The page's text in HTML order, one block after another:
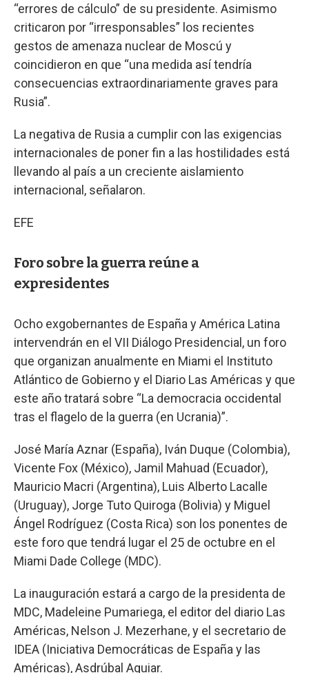
“errores de cálculo” de su presidente. Asimismo
criticaron por “irresponsables” los recientes
gestos de amenaza nuclear de Moscú y
coincidieron en que “una medida así tendría
consecuencias extraordinariamente graves para
Rusia”.
La negativa de Rusia a cumplir con las exigencias
internacionales de poner fin a las hostilidades está
llevando al país a un creciente aislamiento
internacional, señalaron.
EFE
Foro sobre la guerra reúne a
expresidentes
Ocho exgobernantes de España y América Latina
intervendrán en el VII Diálogo Presidencial, un foro
que organizan anualmente en Miami el Instituto
Atlántico de Gobierno y el Diario Las Américas y que
este año tratará sobre “La democracia occidental
tras el flagelo de la guerra (en Ucrania)”.
José María Aznar (España), Iván Duque (Colombia),
Vicente Fox (México), Jamil Mahuad (Ecuador),
Mauricio Macri (Argentina), Luis Alberto Lacalle
(Uruguay), Jorge Tuto Quiroga (Bolivia) y Miguel
Ángel Rodríguez (Costa Rica) son los ponentes de
este foro que tendrá lugar el 25 de octubre en el
Miami Dade College (MDC).
La inauguración estará a cargo de la presidenta de
MDC, Madeleine Pumariega, el editor del diario Las
Américas, Nelson J. Mezerhane, y el secretario de
IDEA (Iniciativa Democráticas de España y las
Américas), Asdrúbal Aguiar.